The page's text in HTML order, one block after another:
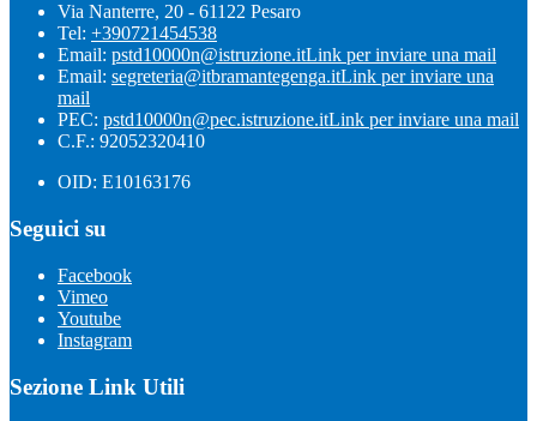
Via Nanterre, 20 - 61122 Pesaro
Tel: +390721454538
Email: pstd10000n@istruzione.itLink per inviare una mail
Email: segreteria@itbramantegenga.itLink per inviare una
mail
PEC: pstd10000n@pec.istruzione.itLink per inviare una mail
C.F.: 92052320410
OID: E10163176
Seguici su
Facebook
Vimeo
Youtube
Instagram
Sezione Link Utili